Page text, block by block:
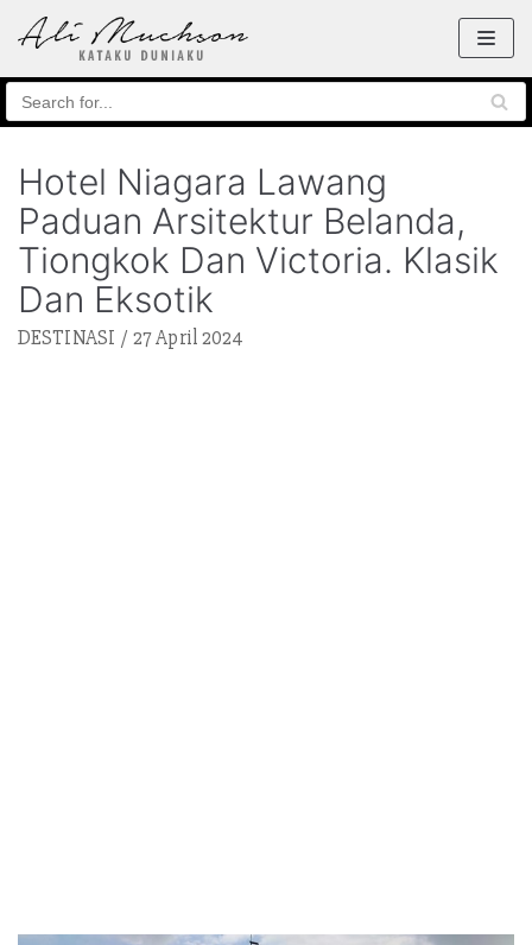
Skip
content
Hotel Niagara Lawang
Paduan Arsitektur Belanda,
Tiongkok Dan Victoria. Klasik
Dan Eksotik
DESTINASI 27 April 2024